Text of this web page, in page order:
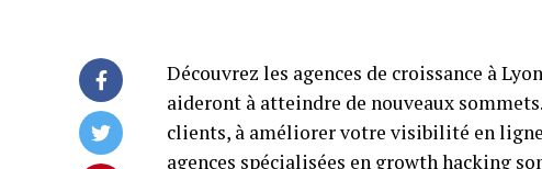
Découvrez les agences de croissance à
aideront à atteindre de nouveaux
clients, à améliorer votre visibilité en
agences spécialisées en growth hacking